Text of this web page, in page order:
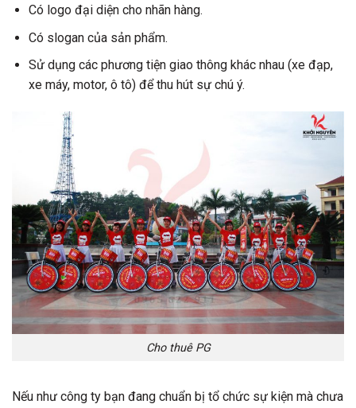
Có logo đại diện cho nhãn hàng.
Có slogan của sản phẩm.
Sử dụng các phương tiện giao thông khác nhau (xe đạp,
xe máy, motor, ô tô) để thu hút sự chú ý.
Cho thuê PG
Nếu như công ty bạn đang chuẩn bị tổ chức sự kiện mà chưa